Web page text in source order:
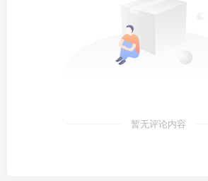
暂无评论内容